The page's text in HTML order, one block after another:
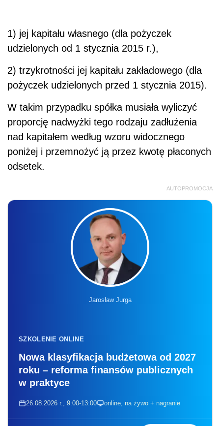
1) jej kapitału własnego (dla pożyczek
udzielonych od 1 stycznia 2015 r.),
2) trzykrotności jej kapitału zakładowego (dla
pożyczek udzielonych przed 1 stycznia 2015).
W takim przypadku spółka musiała wyliczyć
proporcję nadwyżki tego rodzaju zadłużenia
nad kapitałem według wzoru widocznego
poniżej i przemnożyć ją przez kwotę płaconych
odsetek.
AUTOPROMOCJA
Jarosław Jurga
SZKOLENIE ONLINE
Nowa klasyfikacja budżetowa od 2027
roku – reforma finansów publicznych
w praktyce
26.08.2026 r., 9:00-13:00 online, na żywo + nagranie